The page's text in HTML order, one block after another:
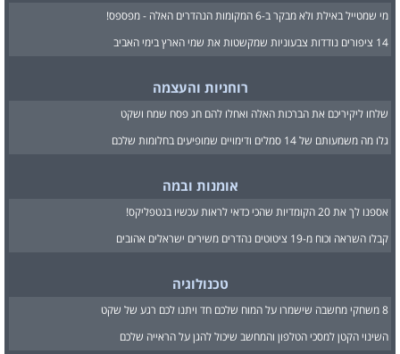
מי שמטייל באילת ולא מבקר ב-6 המקומות הנהדרים האלה - מפספס!
14 ציפורים נודדות צבעוניות שמקשטות את שמי הארץ בימי האביב
רוחניות והעצמה
שלחו ליקיריכם את הברכות האלה ואחלו להם חג פסח שמח ושקט
גלו מה משמעותם של 14 סמלים ודימויים שמופיעים בחלומות שלכם
אומנות ובמה
אספנו לך את 20 הקומדיות שהכי כדאי לראות עכשיו בנטפליקס!
קבלו השראה וכוח מ-19 ציטוטים נהדרים משירים ישראלים אהובים
טכנולוגיה
8 משחקי מחשבה שישמרו על המוח שלכם חד ויתנו לכם רגע של שקט
השינוי הקטן למסכי הטלפון והמחשב שיכול להגן על הראייה שלכם